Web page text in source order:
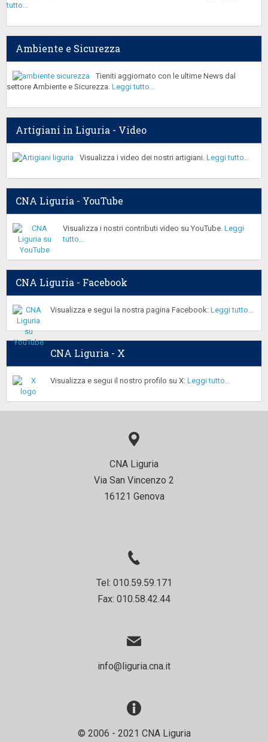
tutto...
Ambiente e Sicurezza
Tieniti aggiornato con le ultime News dal
settore Ambiente e Sicurezza. Leggi tutto...
Artigiani in Liguria - Video
Visualizza i video dei nostri artigiani. Leggi tutto...
CNA Liguria - YouTube
Visualizza i nostri contributi video su YouTube. Leggi
tutto...
CNA Liguria - Facebook
Visualizza e segui la nostra pagina Facebook: Leggi tutto...
CNA Liguria - X
Visualizza e segui il nostro profilo su X: Leggi tutto...
CNA Liguria
Via San Vincenzo 2
16121 Genova
Tel: 010.59.59.171
Fax: 010.58.42.44
info@liguria.cna.it
© 2006 - 2021 CNA Liguria